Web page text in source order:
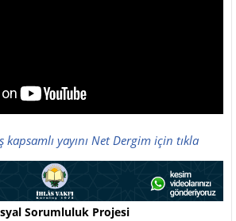
yayını Net Dergim için tıkla
Sorumluluk Projesi